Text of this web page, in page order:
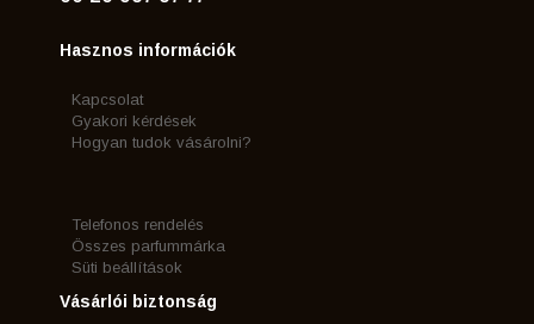
Hasznos információk
Kapcsolat
Gyakori kérdések
Hogyan tudok vásárolni?
Telefonos rendelés
Összes parfummárka
Süti beállítások
Vásárlói biztonság